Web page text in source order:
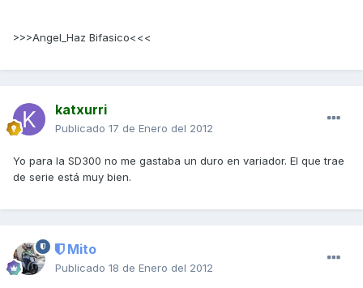
>>>Angel_Haz Bifasico<<<
katxurri
Publicado 17 de Enero del 2012
Yo para la SD300 no me gastaba un duro en variador. El que trae
de serie está muy bien.
Mito
Publicado 18 de Enero del 2012